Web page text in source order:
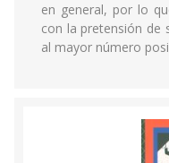
en general, por lo
con la pretensión de
al mayor número